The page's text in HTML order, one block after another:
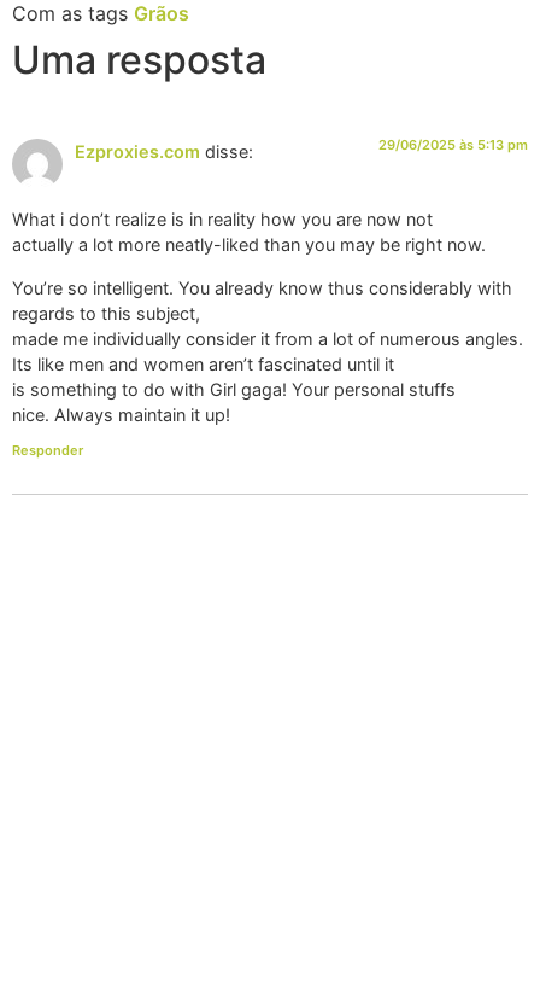
Com as tags Grãos
Uma resposta
Ezproxies.com disse: 29/06/2025 às 5:13 pm
What i don’t realize is in reality how you are now not
actually a lot more neatly-liked than you may be right now.
You’re so intelligent. You already know thus considerably with
regards to this subject,
made me individually consider it from a lot of numerous angles.
Its like men and women aren’t fascinated until it
is something to do with Girl gaga! Your personal stuffs
nice. Always maintain it up!
Responder